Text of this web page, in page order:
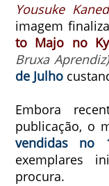
Yousuke
imagem
to Majo no
Bruxa
de Julho
Embora
publicação, o
vendidas no
exemplares
procura.